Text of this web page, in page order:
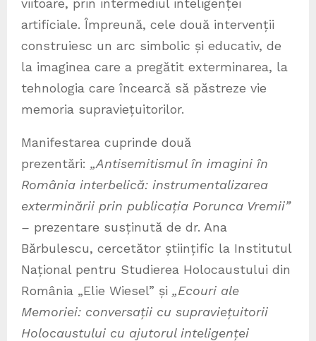
viitoare, prin intermediul inteligenței
artificiale. Împreună, cele două intervenții
construiesc un arc simbolic și educativ, de
la imaginea care a pregătit exterminarea, la
tehnologia care încearcă să păstreze vie
memoria supraviețuitorilor.
Manifestarea cuprinde două
prezentări: „Antisemitismul în imagini în
România interbelică: instrumentalizarea
exterminării prin publicația Porunca Vremii”
– prezentare susținută de dr. Ana
Bărbulescu, cercetător științific la Institutul
Național pentru Studierea Holocaustului din
România „Elie Wiesel” și „Ecouri ale
Memoriei: conversații cu supraviețuitorii
Holocaustului cu ajutorul inteligenței